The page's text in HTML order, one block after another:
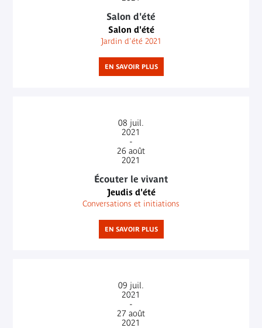
Salon d'été
Salon d'été
Jardin d'été 2021
EN SAVOIR PLUS
08 juil.
2021
-
26 août
2021
Écouter le vivant
Jeudis d'été
Conversations et initiations
EN SAVOIR PLUS
09 juil.
2021
-
27 août
2021